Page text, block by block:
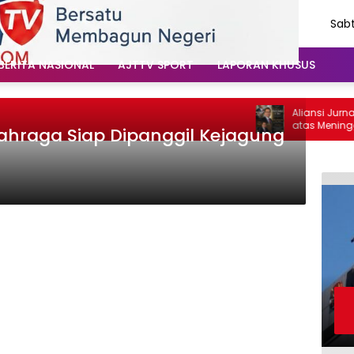
NASIONAL AJTTV SPORT LAPORAN KHUSUS
Aliansi
atas
Santoso:
Vokal”
Siap Dipanggil Kejagung